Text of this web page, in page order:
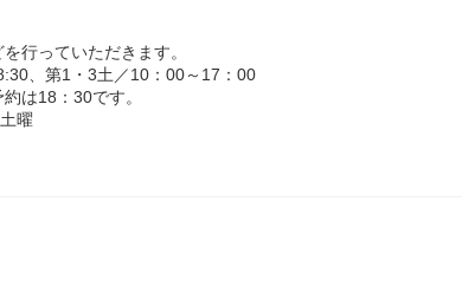
行っていただきます。
、第1・3土／10：00～17：00
は18：30です。
曜